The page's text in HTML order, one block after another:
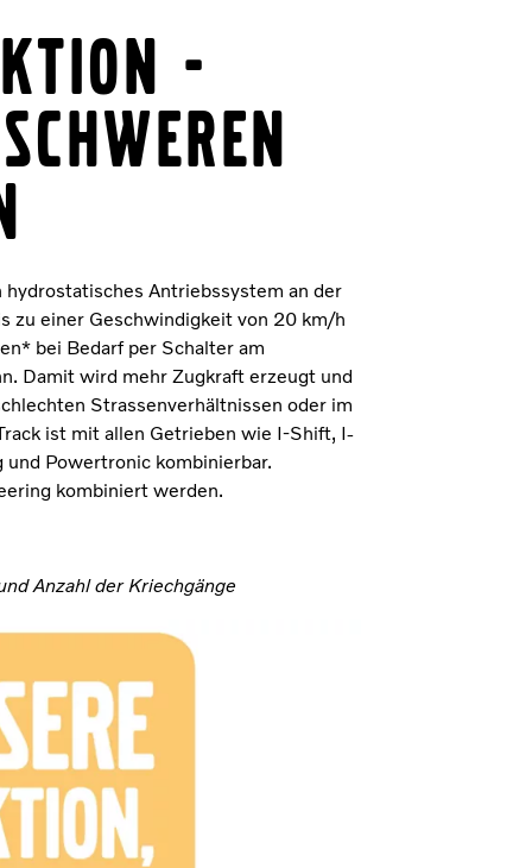
-
Antriebssystem an der
zu einer Geschwindigkeit von 20 km/h
bei Bedarf per Schalter am
Damit wird mehr Zugkraft erzeugt und
Strassenverhältnissen oder im
ist mit allen Getrieben wie I-Shift, I-
Powertronic kombinierbar.
kombiniert werden.
Anzahl der Kriechgänge